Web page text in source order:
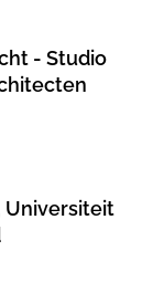
- Studio
Universiteit